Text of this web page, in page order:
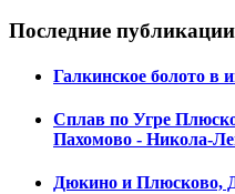
Последние публикации
Галкинское болото в
Сплав по Угре
Пахомово - Никола-
Дюкино и Плюсково,